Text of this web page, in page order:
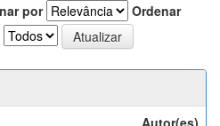
por
Ordenar
Autor(es)